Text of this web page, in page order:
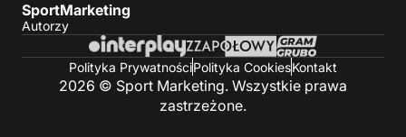
SportMarketing
Autorzy
Polityka PrywatnościPolityka CookiesKontakt
2026 © Sport Marketing. Wszystkie prawa
zastrzeżone.